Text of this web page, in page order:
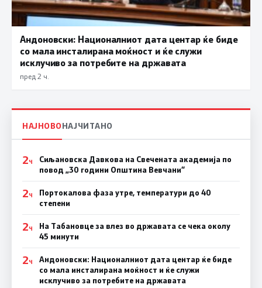
Андоновски: Националниот дата центар ќе биде
со мала инсталирана моќност и ќе служи
исклучиво за потребите на државата
пред 2 ч.
НАЈНОВОНАЈЧИТАНО
2Ч
Сиљановска Давкова на Свечената академија по
повод „30 години Општина Вевчани“
2Ч
Портокалова фаза утре, температури до 40
степени
2Ч
На Табановце за влез во државата се чека околу
45 минути
2Ч
Андоновски: Националниот дата центар ќе биде
со мала инсталирана моќност и ќе служи
исклучиво за потребите на државата